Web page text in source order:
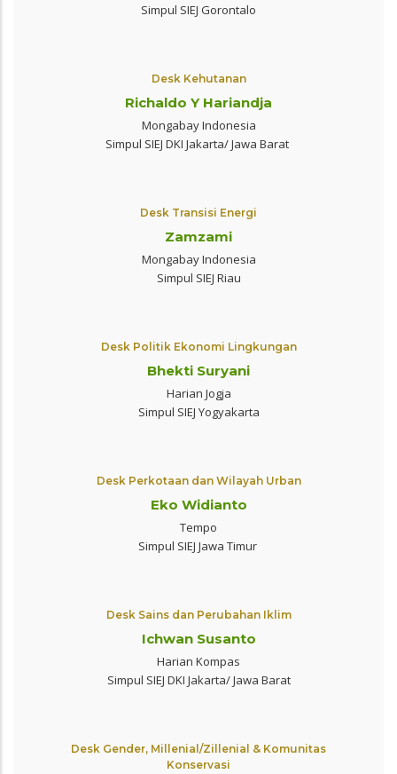
Simpul SIEJ Gorontalo
Desk Kehutanan
Richaldo Y Hariandja
Mongabay Indonesia
Simpul SIEJ DKI Jakarta/ Jawa Barat
Desk Transisi Energi
Zamzami
Mongabay Indonesia
Simpul SIEJ Riau
Desk Politik Ekonomi Lingkungan
Bhekti Suryani
Harian Jogja
Simpul SIEJ Yogyakarta
Desk Perkotaan dan Wilayah Urban
Eko Widianto
Tempo
Simpul SIEJ Jawa Timur
Desk Sains dan Perubahan Iklim
Ichwan Susanto
Harian Kompas
Simpul SIEJ DKI Jakarta/ Jawa Barat
Desk Gender, Millenial/Zillenial & Komunitas
Konservasi